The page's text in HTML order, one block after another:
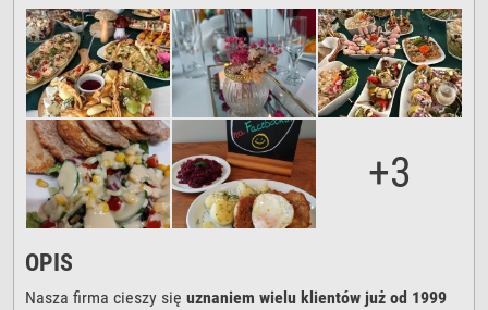
+3
OPIS
Nasza firma cieszy sięuznaniem wielu klientów już od 1999